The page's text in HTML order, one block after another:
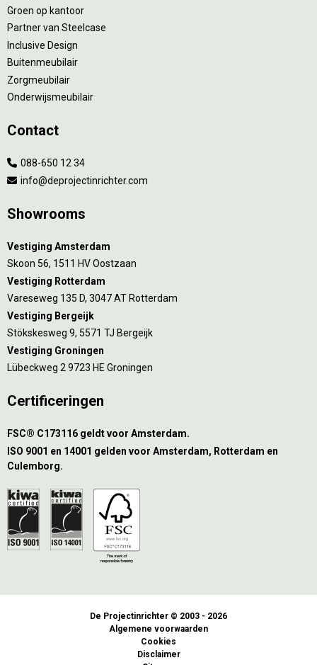
Groen op kantoor
Partner van Steelcase
Inclusive Design
Buitenmeubilair
Zorgmeubilair
Onderwijsmeubilair
Contact
088-650 12 34
info@deprojectinrichter.com
Showrooms
Vestiging Amsterdam
Skoon 56, 1511 HV Oostzaan
Vestiging Rotterdam
Vareseweg 135 D, 3047 AT Rotterdam
Vestiging Bergeijk
Stökskesweg 9, 5571 TJ Bergeijk
Vestiging Groningen
Lübeckweg 2 9723 HE Groningen
Certificeringen
FSC® C173116 geldt voor Amsterdam.
ISO 9001 en 14001 gelden voor Amsterdam, Rotterdam en
Culemborg.
De Projectinrichter © 2003 - 2026
Algemene voorwaarden
Cookies
Disclaimer